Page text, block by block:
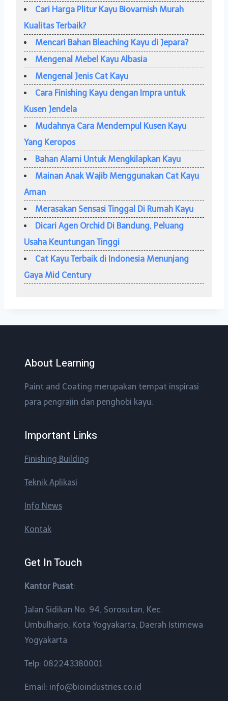
Cari Harga Plitur Kayu Biovarnish Murah
Kualitas Terbaik?
Mencari Bahan Bleaching Kayu di Jepara?
Mengenal Mebel Kayu Albasia
Mengenal Jenis Cat Kayu
Cara Finishing Kayu dengan Impra untuk
Kusen Jendela
Mudahnya Cara Mendempul Kusen Kayu
Yang Keropos
Bahan Alami Untuk Mengkilapkan Kayu
Mainan Anak Wajib Menggunakan Cat Kayu
Aman
Merasakan Sensasi Tinggal Di Rumah Kayu
Dicari Agen Orchid Di Bandung, Peluang
Usaha Keuntungan Tinggi
Cat Kayu Terbaik di Indonesia Menunjang
Gaya Mid Century
About Learning
Paint and Coating merupakan tempat inspirasi
para pengrajin dan penghobi kayu.
Important Links
Finishing Building
Teknik Aplikasi
Info News
Kontak
Get In Touch
Kantor Pusat:
Jalan Sidikan No. 94, Sorosutan, Kec.
Umbulharjo, Kota Yogyakarta, Daerah Istimewa
Yogyakarta
Telp: 082243380001
Email: info@bioindustries.co.id